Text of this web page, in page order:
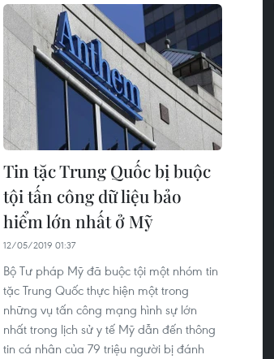
Tin tặc Trung Quốc bị buộc
tội tấn công dữ liệu bảo
hiểm lớn nhất ở Mỹ
12/05/2019 01:37
Bộ Tư pháp Mỹ đã buộc tội một nhóm tin
tặc Trung Quốc thực hiện một trong
những vụ tấn công mạng hình sự lớn
nhất trong lịch sử y tế Mỹ dẫn đến thông
tin cá nhân của 79 triệu người bị đánh